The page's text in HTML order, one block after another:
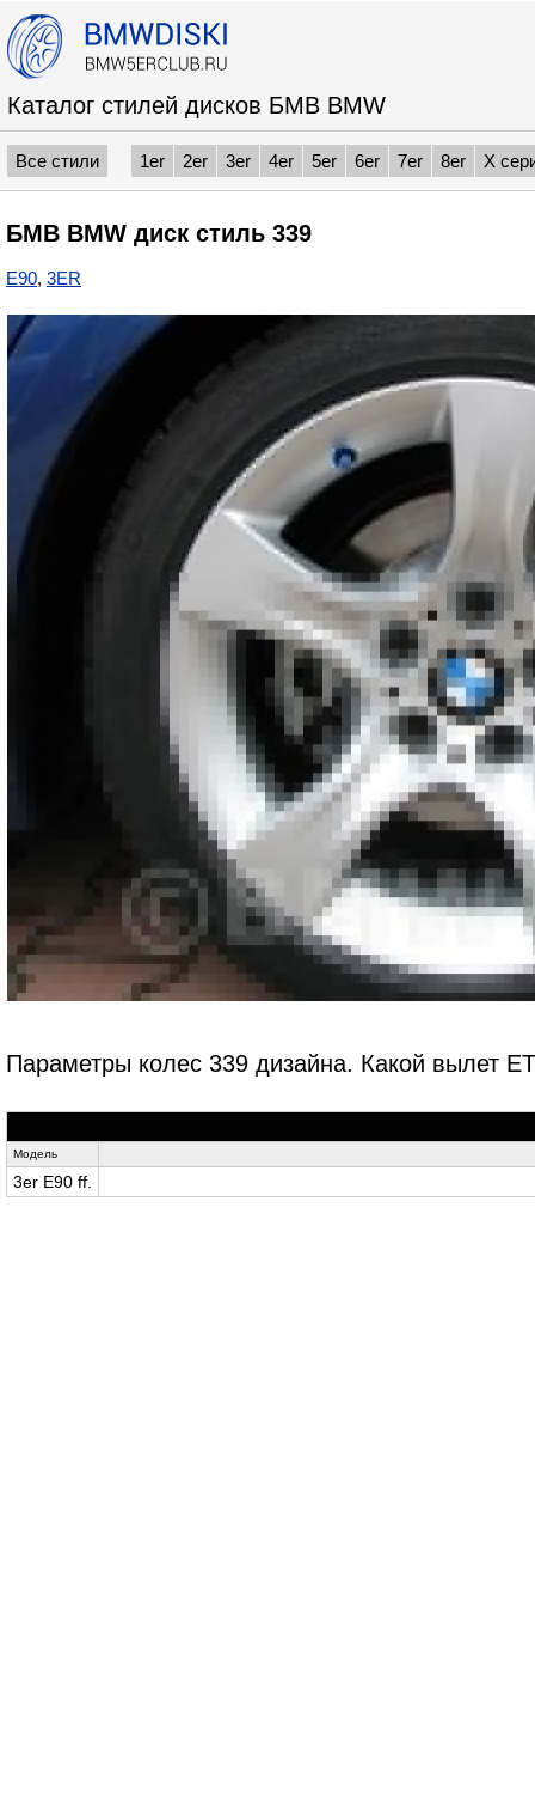
Каталог стилей дисков БМВ BMW
Все стили 1er 2er 3er 4er 5er 6er 7er 8er X
БМВ BMW диск стиль 339
E90, 3ER
Параметры колес 339 дизайна. Какой вылет
Модель
3er E90 ff.